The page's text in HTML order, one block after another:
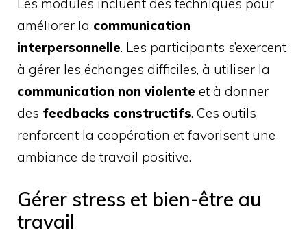
Les modules incluent des techniques pour
améliorer la communication
interpersonnelle. Les participants s’exercent
à gérer les échanges difficiles, à utiliser la
communication non violente et à donner
des feedbacks constructifs. Ces outils
renforcent la coopération et favorisent une
ambiance de travail positive.
Gérer stress et bien-être au
travail